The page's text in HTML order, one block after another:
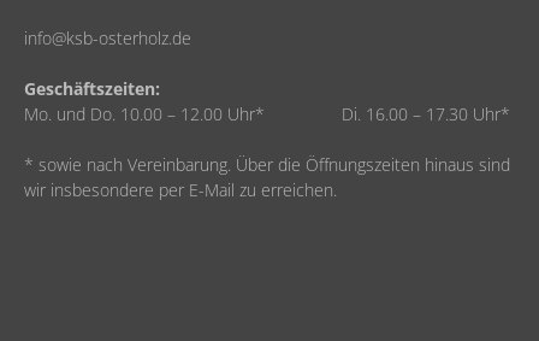
info@ksb-osterholz.de
Geschäftszeiten:
Mo. und Do. 10.00 – 12.00 Uhr* Di. 16.00 – 17.30 Uhr*
* sowie nach Vereinbarung. Über die Öffnungszeiten hinaus sind
wir insbesondere per E-Mail zu erreichen.